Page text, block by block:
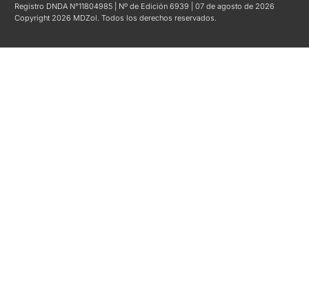
Registro DNDA N°11804985 | Nº de Edición 6939 | 07 de agosto de 2026
Copyright 2026 MDZol. Todos los derechos reservados.